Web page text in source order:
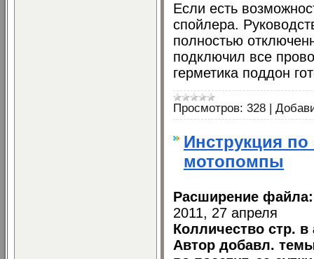
Если есть
спойлера.
полностью
подключил все
герметика поддон
Просмотров: 328 |
Инструкция по
мотопомпы
Расширение файла:
2011, 27 апреля
Колличество стр.
Автор добавл.